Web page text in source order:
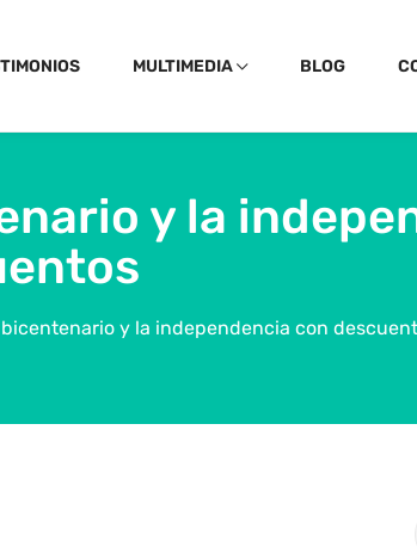
MULTIMEDIA BLOG
y la
y la independencia con